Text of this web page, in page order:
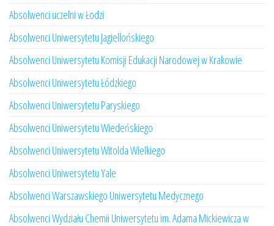
Absolwenci uczelni w Łodzi
Absolwenci Uniwersytetu Jagiellońskiego
Absolwenci Uniwersytetu Komisji Edukacji Narodowej w Krakowie
Absolwenci Uniwersytetu Łódzkiego
Absolwenci Uniwersytetu Paryskiego
Absolwenci Uniwersytetu Wiedeńskiego
Absolwenci Uniwersytetu Witolda Wielkiego
Absolwenci Uniwersytetu Yale
Absolwenci Warszawskiego Uniwersytetu Medycznego
Absolwenci Wydziału Chemii Uniwersytetu im. Adama Mickiewicza w